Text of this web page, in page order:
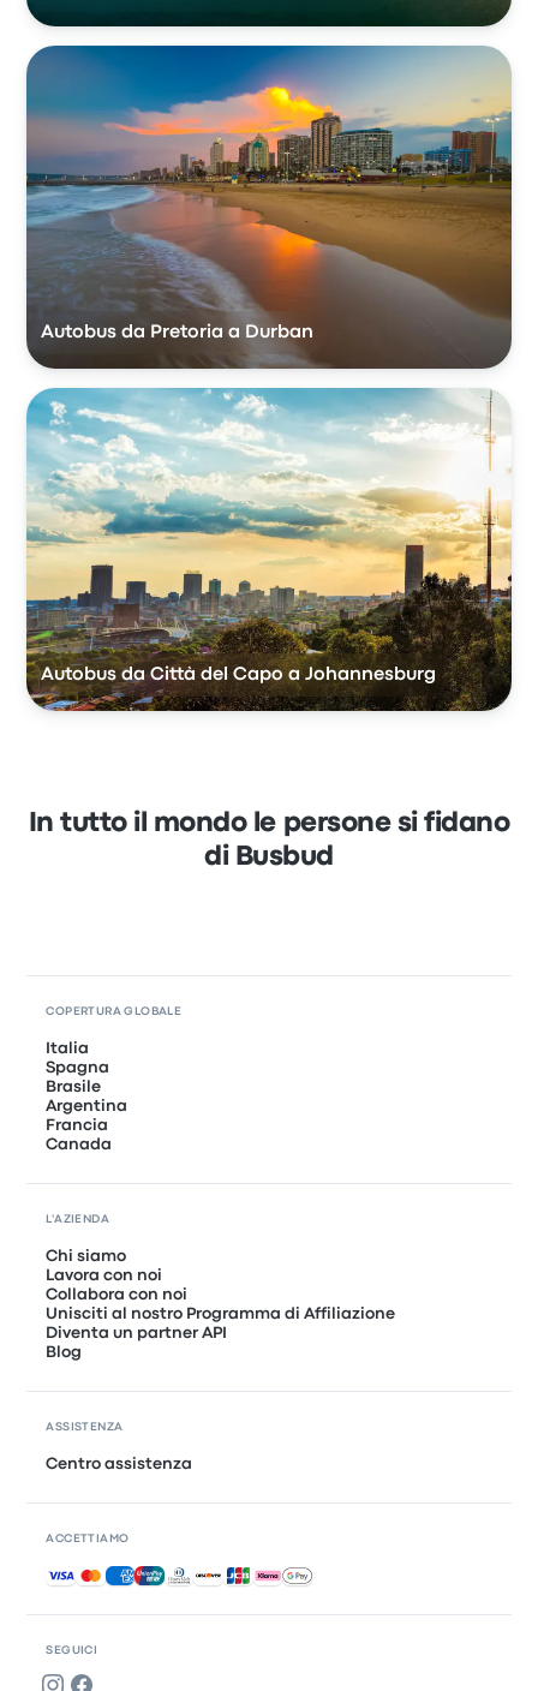
Autobus da Pretoria a Durban
Autobus da Città del Capo a Johannesburg
In tutto il mondo le persone si fidano
di Busbud
SEGUICI
COPERTURA GLOBALE
Italia
Spagna
Brasile
Argentina
Francia
Canada
L'AZIENDA
Chi siamo
Lavora con noi
Collabora con noi
Unisciti al nostro Programma di Affiliazione
Diventa un partner API
Blog
ASSISTENZA
Centro assistenza
ACCETTIAMO
Pagamenti accettati